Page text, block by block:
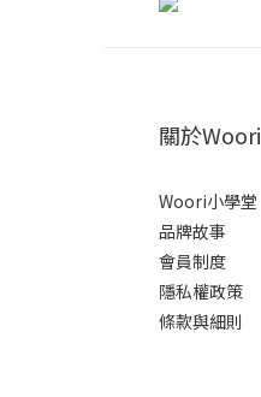
關於Woori
Woori小學堂
品牌故事
會員制度
隱私權政策
條款與細則